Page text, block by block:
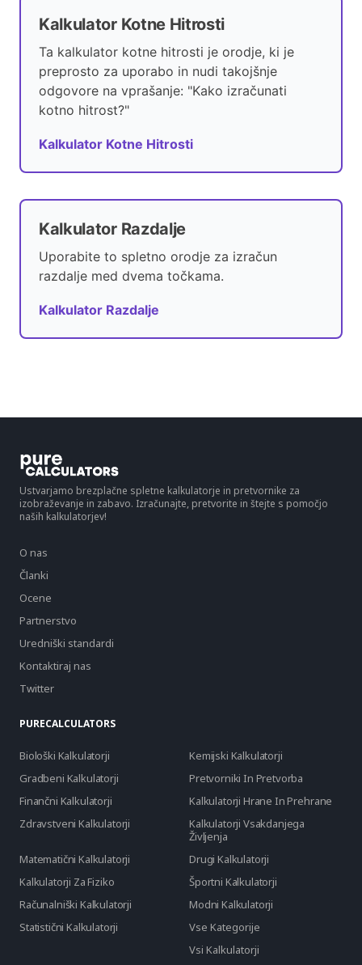
Kalkulator Kotne Hitrosti
Ta kalkulator kotne hitrosti je orodje, ki je
preprosto za uporabo in nudi takojšnje
odgovore na vprašanje: "Kako izračunati
kotno hitrost?"
Kalkulator Kotne Hitrosti
Kalkulator Razdalje
Uporabite to spletno orodje za izračun
razdalje med dvema točkama.
Kalkulator Razdalje
Ustvarjamo brezplačne spletne kalkulatorje in pretvornike za
izobraževanje in zabavo. Izračunajte, pretvorite in štejte s pomočjo
naših kalkulatorjev!
O nas
Članki
Ocene
Partnerstvo
Uredniški standardi
Kontaktiraj nas
Twitter
PURECALCULATORS
Biološki Kalkulatorji
Kemijski Kalkulatorji
Gradbeni Kalkulatorji
Pretvorniki In Pretvorba
Finančni Kalkulatorji
Kalkulatorji Hrane In Prehrane
Zdravstveni Kalkulatorji
Kalkulatorji Vsakdanjega
Življenja
Matematični Kalkulatorji
Drugi Kalkulatorji
Kalkulatorji Za Fiziko
Športni Kalkulatorji
Računalniški Kalkulatorji
Modni Kalkulatorji
Statistični Kalkulatorji
Vse Kategorije
Vsi Kalkulatorji